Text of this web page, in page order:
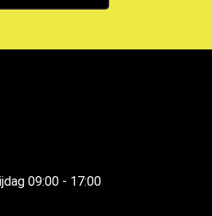
09:00 - 17:00